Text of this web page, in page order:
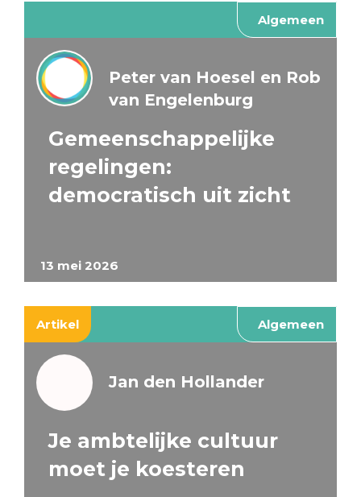
Algemeen
13 mei 2026
Peter van Hoesel en Rob
van Engelenburg
Gemeenschappelijke
regelingen:
democratisch uit zicht
Artikel Algemeen
Jan den Hollander
Je ambtelijke cultuur
moet je koesteren